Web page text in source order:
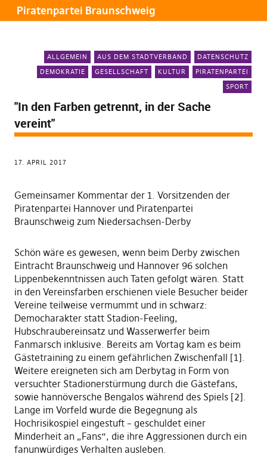
Piratenpartei Braunschweig
ALLGEMEIN AUS DEM STADTVERBAND
DATENSCHUTZ
DEMOKRATIE
GESELLSCHAFT KULTUR
PIRATENPARTEI
SPORT
"In den Farben getrennt, in der Sache
vereint"
17. APRIL 2017
Gemeinsamer Kommentar der 1. Vorsitzenden der
Piratenpartei Hannover und Piratenpartei
Braunschweig zum Niedersachsen-Derby
Schön wäre es gewesen, wenn beim Derby zwischen
Eintracht Braunschweig und Hannover 96 solchen
Lippenbekenntnissen auch Taten gefolgt wären. Statt
in den Vereinsfarben erschienen viele Besucher beider
Vereine teilweise vermummt und in schwarz:
Democharakter statt Stadion-Feeling,
Hubschraubereinsatz und Wasserwerfer beim
Fanmarsch inklusive. Bereits am Vortag kam es beim
Gästetraining zu einem gefährlichen Zwischenfall [1].
Weitere ereigneten sich am Derbytag in Form von
versuchter Stadionerstürmung durch die Gästefans,
sowie hannöversche Bengalos während des Spiels [2].
Lange im Vorfeld wurde die Begegnung als
Hochrisikospiel eingestuft – geschuldet einer
Minderheit an „Fans“, die ihre Aggressionen durch ein
fanunwürdiges Verhalten ausleben.